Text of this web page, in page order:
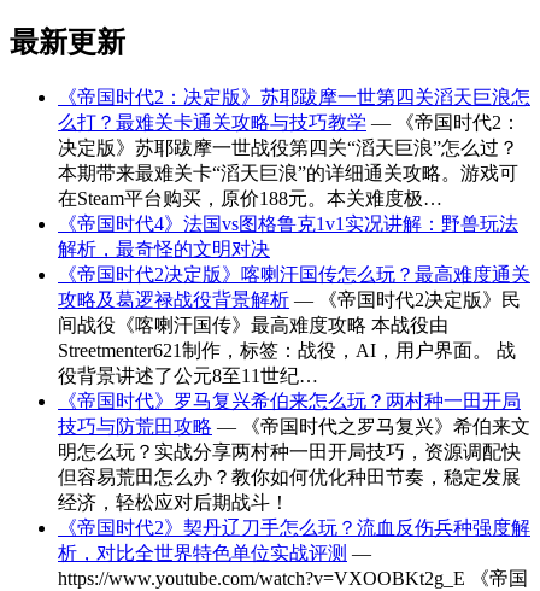
最新更新
《帝国时代2：决定版》苏耶跋摩一世第四关滔天巨浪怎
么打？最难关卡通关攻略与技巧教学 — 《帝国时代2：
决定版》苏耶跋摩一世战役第四关“滔天巨浪”怎么过？
本期带来最难关卡“滔天巨浪”的详细通关攻略。游戏可
在Steam平台购买，原价188元。本关难度极…
《帝国时代4》法国vs图格鲁克1v1实况讲解：野兽玩法
解析，最奇怪的文明对决
《帝国时代2决定版》喀喇汗国传怎么玩？最高难度通关
攻略及葛逻禄战役背景解析 — 《帝国时代2决定版》民
间战役《喀喇汗国传》最高难度攻略 本战役由
Streetmenter621制作，标签：战役，AI，用户界面。 战
役背景讲述了公元8至11世纪…
《帝国时代》罗马复兴希伯来怎么玩？两村种一田开局
技巧与防荒田攻略 — 《帝国时代之罗马复兴》希伯来文
明怎么玩？实战分享两村种一田开局技巧，资源调配快
但容易荒田怎么办？教你如何优化种田节奏，稳定发展
经济，轻松应对后期战斗！
《帝国时代2》契丹辽刀手怎么玩？流血反伤兵种强度解
析，对比全世界特色单位实战评测 —
https://www.youtube.com/watch?v=VXOOBKt2g_E 《帝国